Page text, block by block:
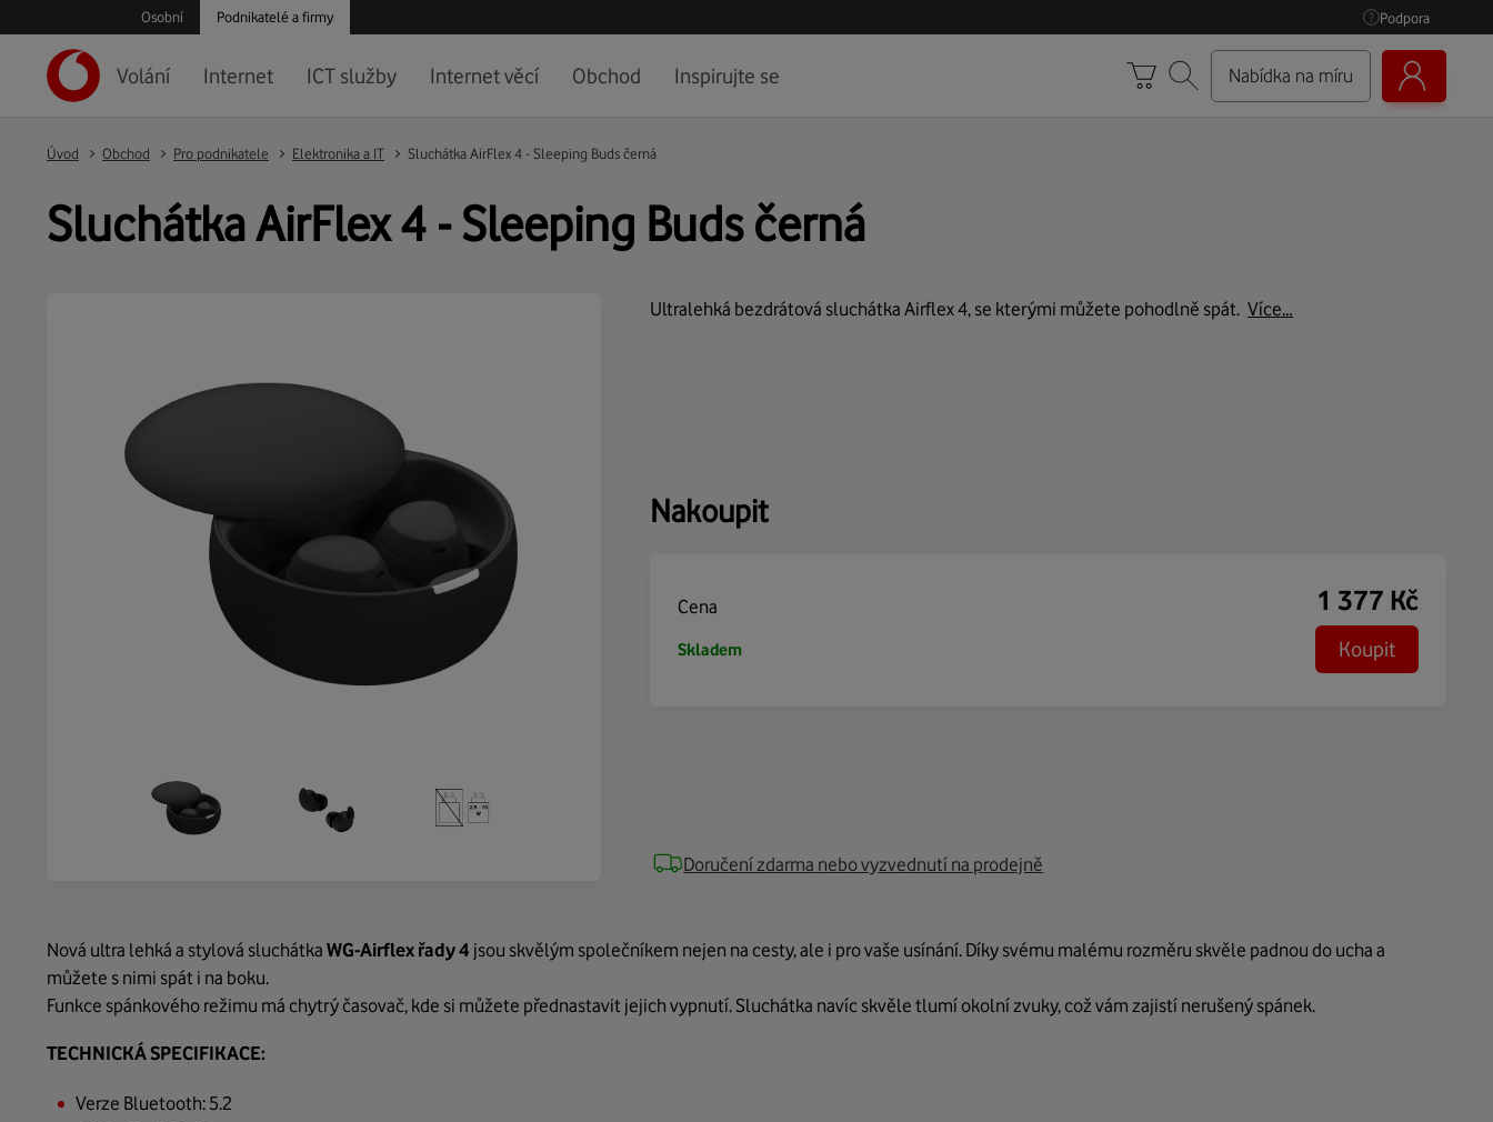
Osobní Podnikatelé a firmy Podpora
Volání Internet ICT služby Internet věcí Obchod Inspirujte se Nabídka na míru
Úvod Obchod Pro podnikatele Elektronika a IT Sluchátka AirFlex 4 - Sleeping Buds černá
Sluchátka AirFlex 4 - Sleeping Buds černá
Ultralehká bezdrátová sluchátka Airflex 4, se kterými můžete pohodlně spát. Více…
Nakoupit
Cena 1 377 Kč
Skladem Koupit
Doručení zdarma nebo vyzvednutí na prodejně
Nová ultra lehká a stylová sluchátka WG-Airflex řady 4 jsou skvělým společníkem nejen na cesty, ale i pro vaše usínání. Díky svému malému rozměru skvěle padnou do ucha a
můžete s nimi spát i na boku.
Funkce spánkového režimu má chytrý časovač, kde si můžete přednastavit jejich vypnutí. Sluchátka navíc skvěle tlumí okolní zvuky, což vám zajistí nerušený spánek.
TECHNICKÁ SPECIFIKACE:
Verze Bluetooth: 5.2